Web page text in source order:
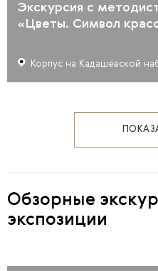
Экскурсия с
«Цветы. Символ
Корпус на Кадашёвской
Обзорные
экспозиции